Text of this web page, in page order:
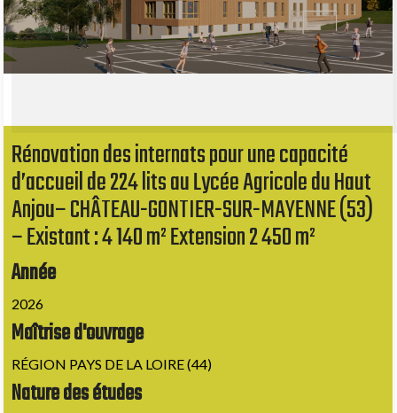
Rénovation des internats pour une capacité
d’accueil de 224 lits au Lycée Agricole du Haut
Anjou– CHÂTEAU-GONTIER-SUR-MAYENNE (53)
– Existant : 4 140 m² Extension 2 450 m²
Année
2026
Maîtrise d'ouvrage
RÉGION PAYS DE LA LOIRE (44)
Nature des études